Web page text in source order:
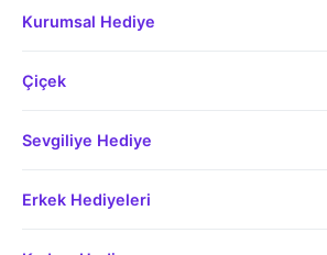
Kurumsal Hediye
Çiçek
Sevgiliye Hediye
Erkek Hediyeleri